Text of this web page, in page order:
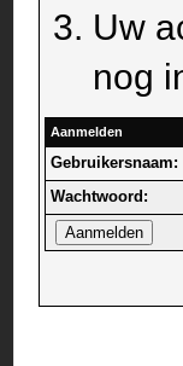
Uw
nog
Aanmelden
Gebruikersnaam:
Wachtwoord: